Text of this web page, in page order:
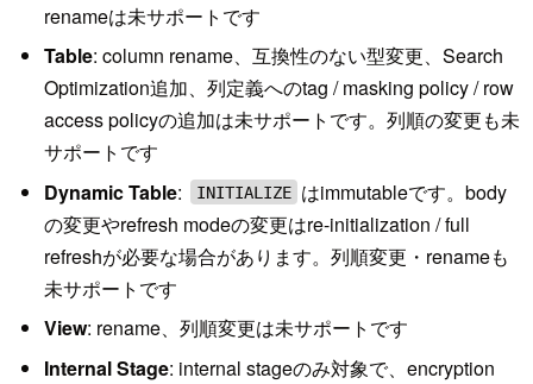
renameは未サポートです
Table: column rename、互換性のない型変更、Search
Optimization追加、列定義へのtag / masking policy / row
access policyの追加は未サポートです。列順の変更も未
サポートです
Dynamic Table: INITIALIZE はimmutableです。body
の変更やrefresh modeの変更はre-initialization / full
refreshが必要な場合があります。列順変更・renameも
未サポートです
View: rename、列順変更は未サポートです
Internal Stage: internal stageのみ対象で、encryption